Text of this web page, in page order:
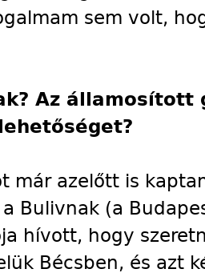
sem volt,
Az államosított
már azelőtt is
Bulivnak (a
hívott, hogy
Bécsben, és azt